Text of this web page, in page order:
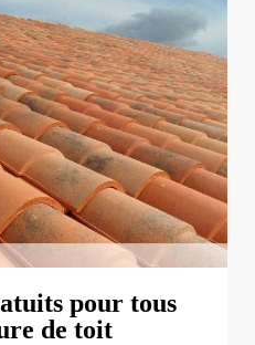
pour tous
de toit